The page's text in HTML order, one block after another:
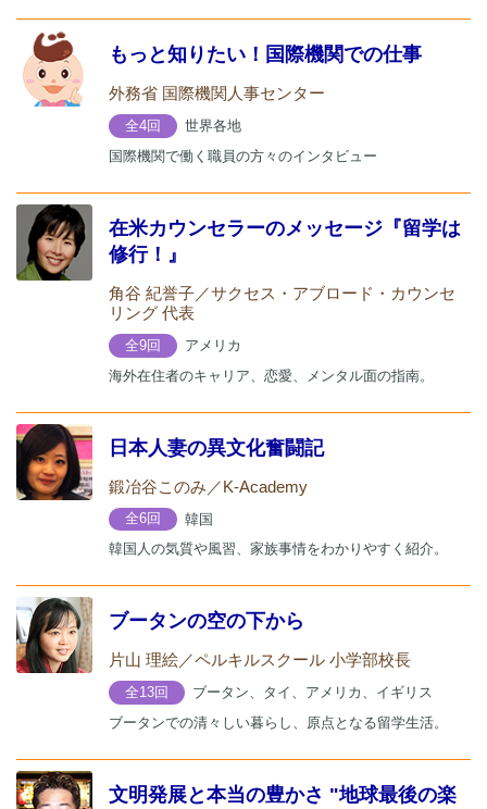
もっと知りたい！国際機関での仕事
外務省 国際機関人事センター
全4回
世界各地
国際機関で働く職員の方々のインタビュー
在米カウンセラーのメッセージ『留学は
修行！』
角谷 紀誉子／サクセス・アブロード・カウンセ
リング 代表
全9回
アメリカ
海外在住者のキャリア、恋愛、メンタル面の指南。
日本人妻の異文化奮闘記
鍛冶谷このみ／K-Academy
全6回
韓国
韓国人の気質や風習、家族事情をわかりやすく紹介。
ブータンの空の下から
片山 理絵／ペルキルスクール 小学部校長
全13回
ブータン、タイ、アメリカ、イギリス
ブータンでの清々しい暮らし、原点となる留学生活。
文明発展と本当の豊かさ "地球最後の楽